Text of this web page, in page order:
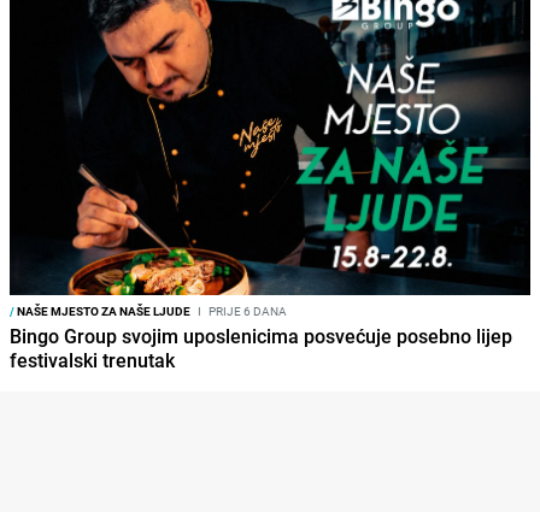
/NAŠE MJESTO ZA NAŠE LJUDE I PRIJE 6 DANA
Bingo Group svojim uposlenicima posvećuje posebno lijep
festivalski trenutak